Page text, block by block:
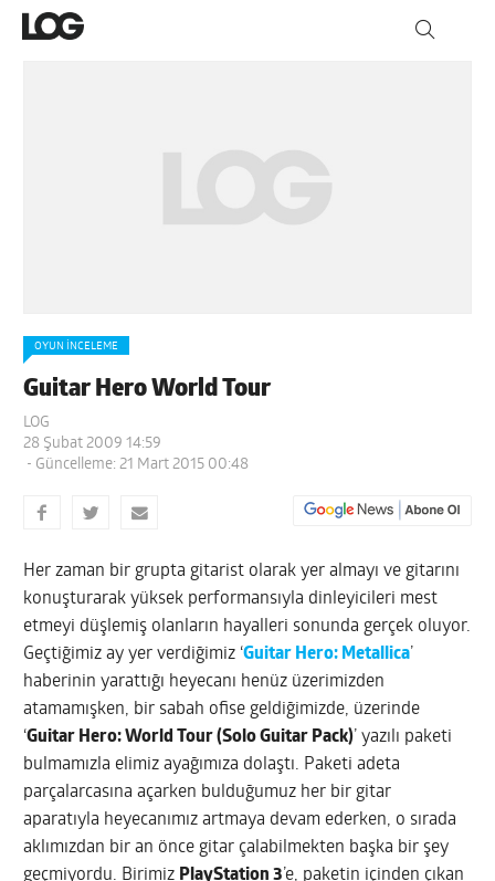
OYUN İNCELEME
Guitar Hero World Tour
LOG
28 Şubat 2009 14:59
- Güncelleme: 21 Mart 2015 00:48
Her zaman bir grupta gitarist olarak yer almayı ve gitarını
konuşturarak yüksek performansıyla dinleyicileri mest
etmeyi düşlemiş olanların hayalleri sonunda gerçek oluyor.
Geçtiğimiz ay yer verdiğimiz ‘Guitar Hero: Metallica’
haberinin yarattığı heyecanı henüz üzerimizden
atamamışken, bir sabah ofise geldiğimizde, üzerinde
‘Guitar Hero: World Tour (Solo Guitar Pack)’ yazılı paketi
bulmamızla elimiz ayağımıza dolaştı. Paketi adeta
parçalarcasına açarken bulduğumuz her bir gitar
aparatıyla heyecanımız artmaya devam ederken, o sırada
aklımızdan bir an önce gitar çalabilmekten başka bir şey
geçmiyordu. Birimiz PlayStation 3’e, paketin içinden çıkan